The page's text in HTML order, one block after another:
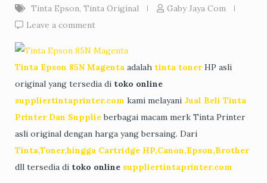
Tinta Epson, Tinta Original
Gaby Jaya Com
Leave a comment
Tinta Epson 85N Magenta adalah tinta tonerHP asli
original yang tersedia di toko online
suppliertintaprinter.com kami melayani Jual Beli Tinta
Printer Dan Supplieberbagai macam merk Tinta Printer
asli original dengan harga yang bersaing. Dari
Tinta,Toner,hingga Cartridge HP,Canon,Epson,Brother
dll tersedia di toko online suppliertintaprinter.com